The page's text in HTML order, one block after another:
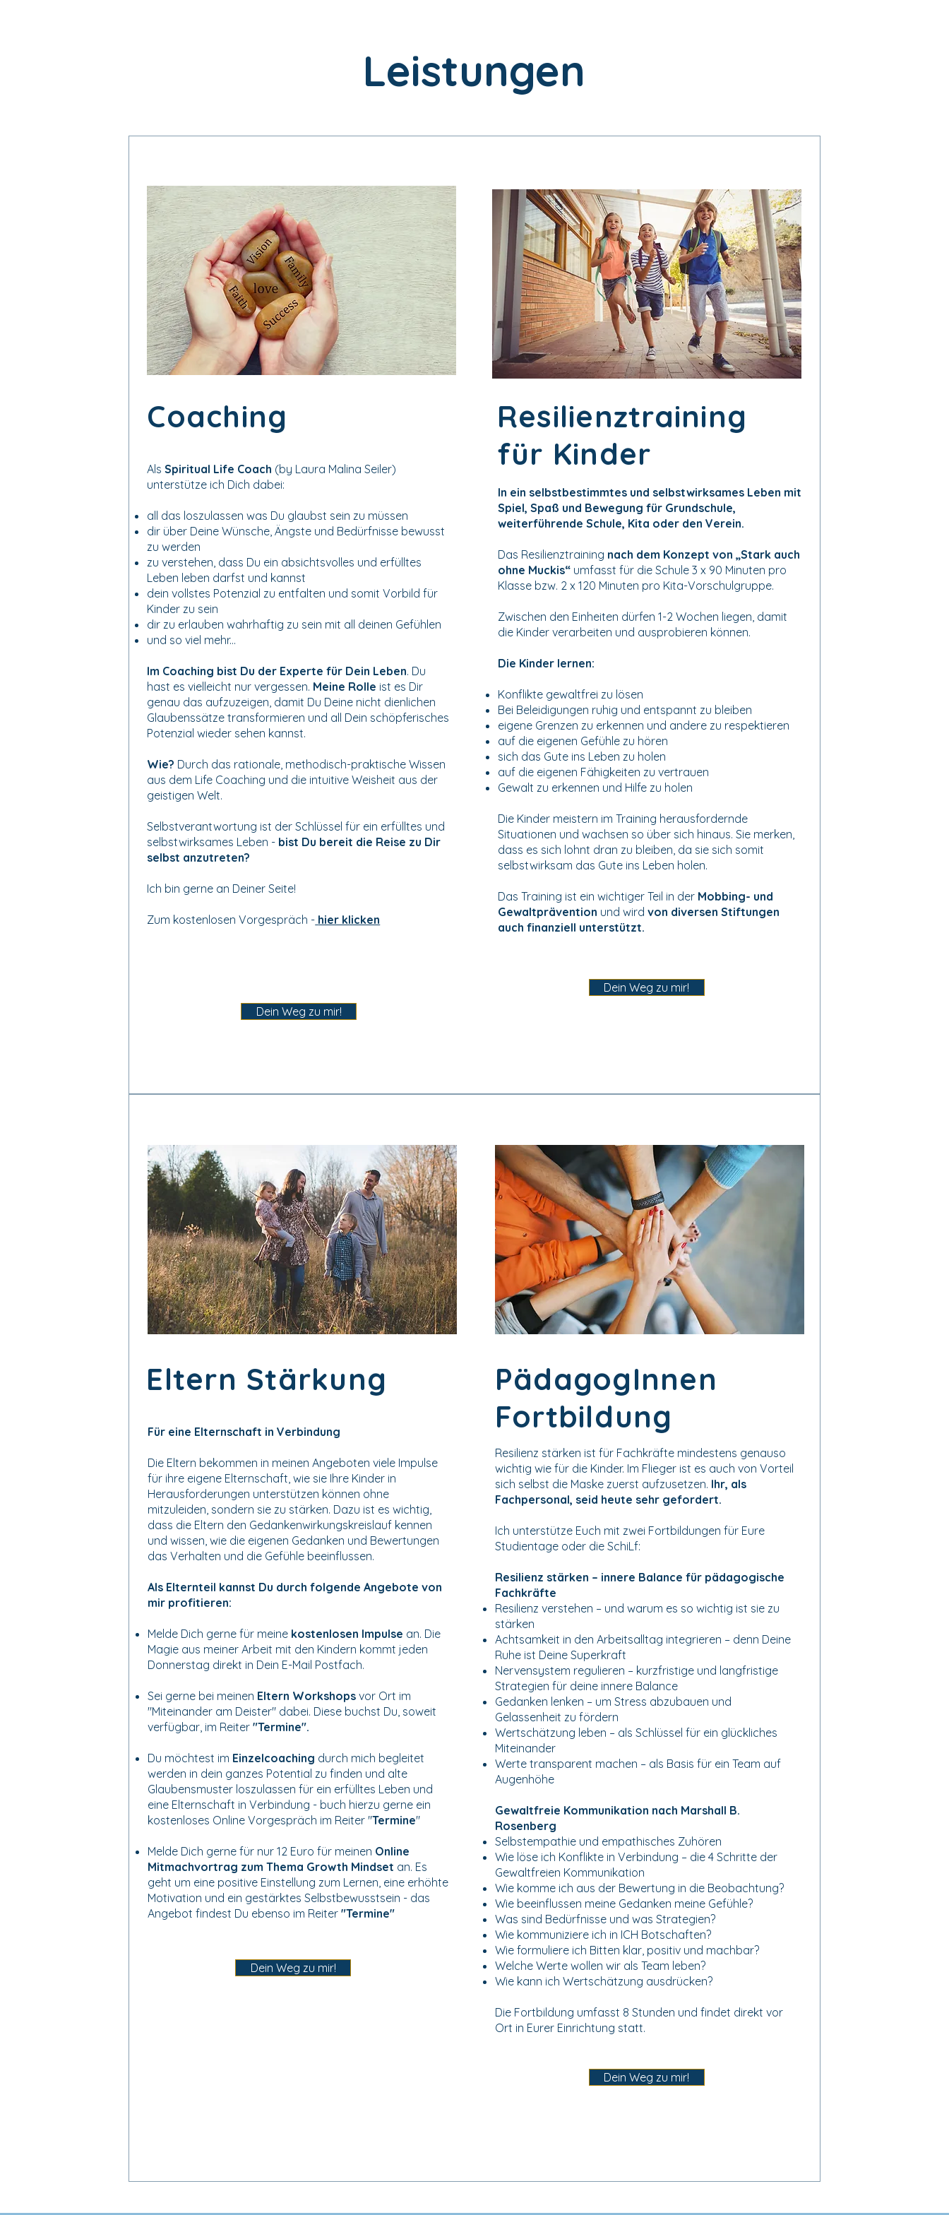
Leistungen
Coaching
AlsSpiritual Life Coach (by Laura Malina Seiler)
unterstütze ich Dich dabei:
all das loszulassen was Du glaubst sein zu müssen
dir über Deine Wünsche, Ängste und Bedürfnisse bewusst
zu werden
zu verstehen, dass Du ein absichtsvolles und erfülltes
Leben leben darfst und kannst
dein vollstes Potenzial zu entfalten und somit Vorbild für
Kinder zu sein
dir zu erlauben wahrhaftig zu sein mit all deinen Gefühlen
und so viel mehr...
Im Coaching bist Du der Experte für Dein Leben. Du
hast es vielleicht nur vergessen. Meine Rolle ist es Dir
genau das aufzuzeigen, damit Du Deine nicht dienlichen
Glaubenssätze transformieren und all Dein schöpferisches
Potenzial wieder sehen kannst.
Wie? Durch das rationale, methodisch-praktische Wissen
aus dem Life Coaching und die intuitive Weisheit aus der
geistigen Welt.
Selbstverantwortung ist der Schlüssel für ein erfülltes und
selbstwirksames Leben - bist Du bereit die Reise zu Dir
selbst anzutreten?
Ich bin gerne an Deiner Seite!
Zum kostenlosen Vorgespräch - hier klicken
Dein Weg zu mir!
Resilienztraining
für Kinder
In ein selbstbestimmtes und selbstwirksames Leben mit
Spiel, Spaß und Bewegung für Grundschule,
weiterführende Schule, Kita oder den Verein.
Das Resilienztraining nach dem Konzept von „Stark auch
ohne Muckis“umfasst für die Schule 3 x 90 Minuten pro
Klasse bzw. 2 x 120 Minuten pro Kita-Vorschulgruppe.
Zwischen den Einheiten dürfen 1-2 Wochen liegen, damit
die Kinder verarbeiten und ausprobieren können.
Die Kinder lernen:
Konflikte gewaltfrei zu lösen
Bei Beleidigungen ruhig und entspannt zu bleiben
eigene Grenzen zu erkennen und andere zu respektieren
auf die eigenen Gefühle zu hören
sich das Gute ins Leben zu holen
auf die eigenen Fähigkeiten zu vertrauen
Gewalt zu erkennen und Hilfe zu holen
Die Kinder meistern im Training herausfordernde
Situationen und wachsen so über sich hinaus. Sie merken,
dass es sich lohnt dran zu bleiben, da sie sich somit
selbstwirksam das Gute ins Leben holen.
Das Training ist ein wichtiger Teil in der Mobbing- und
Gewaltprävention und wird von diversen Stiftungen
auch finanziell unterstützt.
Dein Weg zu mir!
Eltern Stärkung
Für eine Elternschaft in Verbindung
Die Eltern bekommen in meinen Angeboten viele Impulse
für ihre eigene Elternschaft, wie sie Ihre Kinder in
Herausforderungen unterstützen können ohne
mitzuleiden, sondern sie zu stärken. Dazu ist es wichtig,
dass die Eltern den Gedankenwirkungskreislauf kennen
und wissen, wie die eigenen Gedanken und Bewertungen
das Verhalten und die Gefühle beeinflussen.
Als Elternteil kannst Du durch folgende Angebote von
mir profitieren:
Melde Dich gerne für meine kostenlosen Impulse an. Die
Magie aus meiner Arbeit mit den Kindern kommt jeden
Donnerstag direkt in Dein E-Mail Postfach.
Sei gerne bei meinen Eltern Workshops vor Ort im
"Miteinander am Deister" dabei. Diese buchst Du, soweit
verfügbar, im Reiter "Termine".
Du möchtest im Einzelcoaching durch mich begleitet
werden in dein ganzes Potential zu finden und alte
Glaubensmuster loszulassen für ein erfülltes Leben und
eine Elternschaft in Verbindung - buch hierzu gerne ein
kostenloses Online Vorgespräch im Reiter "Termine"
Melde Dich gerne für nur 12 Euro für meinen Online
Mitmachvortrag zum Thema Growth Mindset an. Es
geht um eine positive Einstellung zum Lernen, eine erhöhte
Motivation und ein gestärktes Selbstbewusstsein - das
Angebot findest Du ebenso im Reiter"Termine"
Dein Weg zu mir!
PädagogInnen
Fortbildung
Resilienz stärken ist für Fachkräfte mindestens genauso
wichtig wie für die Kinder. Im Flieger ist es auch von Vorteil
sich selbst die Maske zuerst aufzusetzen. Ihr, als
Fachpersonal, seid heute sehr gefordert.
Ich unterstütze Euch mit zwei Fortbildungen für Eure
Studientage oder die SchiLf:
Resilienz stärken – innere Balance für pädagogische
Fachkräfte
Resilienz verstehen – und warum es so wichtig ist sie zu
stärken
Achtsamkeit in den Arbeitsalltag integrieren – denn Deine
Ruhe ist Deine Superkraft
Nervensystem regulieren – kurzfristige und langfristige
Strategien für deine innere Balance
Gedanken lenken – um Stress abzubauen und
Gelassenheit zu fördern
Wertschätzung leben – als Schlüssel für ein glückliches
Miteinander
Werte transparent machen – als Basis für ein Team auf
Augenhöhe
Gewaltfreie Kommunikation nach Marshall B.
Rosenberg
Selbstempathie und empathisches Zuhören
Wie löse ich Konflikte in Verbindung – die 4 Schritte der
Gewaltfreien Kommunikation
Wie komme ich aus der Bewertung in die Beobachtung?
Wie beeinflussen meine Gedanken meine Gefühle?
Was sind Bedürfnisse und was Strategien?
Wie kommuniziere ich in ICH Botschaften?
Wie formuliere ich Bitten klar, positiv und machbar?
Welche Werte wollen wir als Team leben?
Wie kann ich Wertschätzung ausdrücken?
Die Fortbildung umfasst 8 Stunden und findet direkt vor
Ort in Eurer Einrichtung statt.
Dein Weg zu mir!